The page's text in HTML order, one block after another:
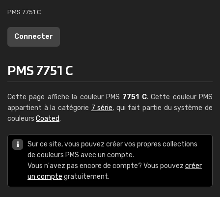
PMS 7751 C
Connecter
PMS 7751 C
Cette page affiche la couleur PMS 7751 C. Cette couleur PMS
appartient à la catégorie 7 série, qui fait partie du système de
couleurs Coated.
Sur ce site, vous pouvez créer vos propres collections
de couleurs PMS avec un compte.
Vous n'avez pas encore de compte? Vous pouvez créer
un compte gratuitement.